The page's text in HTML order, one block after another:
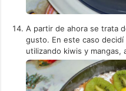
A partir de ahora se trata
gusto. En este caso
utilizando kiwis y mangas,